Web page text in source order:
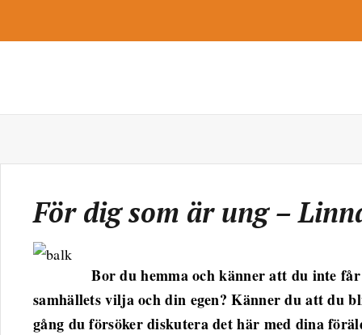
För dig som är ung –
Bor du hemma och känner att du inte
samhällets vilja och din egen? Känner du att du
gång du försöker diskutera det här med dina